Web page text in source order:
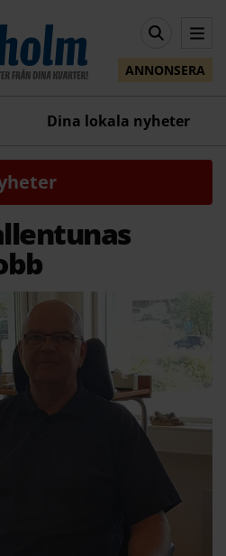
ANNONSERA
Dina lokala nyheter